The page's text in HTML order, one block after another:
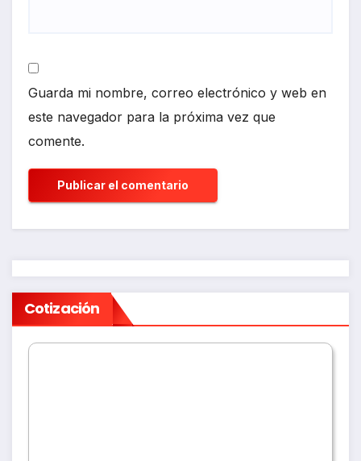
Guarda mi nombre, correo electrónico y web en
este navegador para la próxima vez que
comente.
Cotización